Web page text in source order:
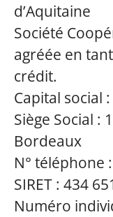
d’Aquitaine
Société
agréée en
crédit.
Capital social
Siège Social :
Bordeaux
N° téléphone
SIRET : 434
Numéro